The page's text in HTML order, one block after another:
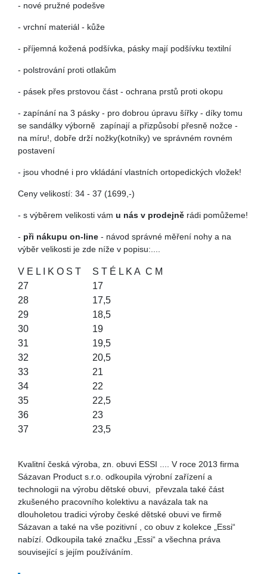
- nové pružné podešve
- vrchní materiál - kůže
- příjemná kožená podšívka, pásky mají podšívku textilní
- polstrování proti otlakům
- pásek přes prstovou část - ochrana prstů proti okopu
- zapínání na 3 pásky - pro dobrou úpravu šířky - díky tomu
se sandálky výborně zapínají a přizpůsobí přesně nožce -
na míru!, dobře drží nožky(kotníky) ve správném rovném
postavení
- jsou vhodné i pro vkládání vlastních ortopedických vložek!
Ceny velikostí: 34 - 37 (1699,-)
- s výběrem velikosti vám u nás v prodejně rádi pomůžeme!
- při nákupu on-line - návod správné měření nohy a na
výběr velikosti je zde níže v popisu:....
V E L I K O S T S T É L K A C M
27
17
28
17,5
29
18,5
30
19
31
19,5
32
20,5
33
21
34
22
35
22,5
36
23
37
23,5
Kvalitní česká výroba, zn. obuvi ESSI .... V roce 2013 firma
Sázavan Product s.r.o. odkoupila výrobní zařízení a
technologii na výrobu dětské obuvi, převzala také část
zkušeného pracovního kolektivu a navázala tak na
dlouholetou tradici výroby české dětské obuvi ve firmě
Sázavan a také na vše pozitivní , co obuv z kolekce „Essi“
nabízí. Odkoupila také značku „Essi“ a všechna práva
související s jejím používáním.